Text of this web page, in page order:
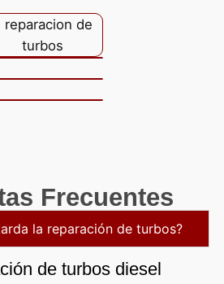
Frecuentes
la reparación de turbos?
de turbos diesel